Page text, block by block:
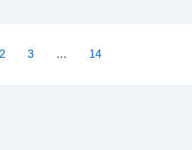
2 3 … 14